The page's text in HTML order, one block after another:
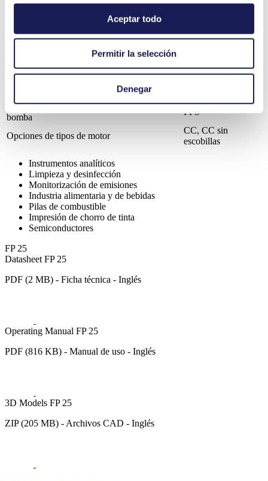
Aceptar todo
Permitir la selección
Denegar
Velocidad de flujo (máx.)
0.25 l/min
Presión de servicio (máx.)
Altura de aspiración (máx.)
3 mH₂O
Opciones para el material del diafragma
Opciones para el material del cabezal de la
bomba
PPS
Opciones de tipos de motor
CC, CC sin
escobillas
Instrumentos analíticos
Limpieza y desinfección
Monitorización de emisiones
Industria alimentaria y de bebidas
Pilas de combustible
Impresión de chorro de tinta
Semiconductores
FP 25
Datasheet FP 25
PDF (2 MB) - Ficha técnica - Inglés
Operating Manual FP 25
PDF (816 KB) - Manual de uso - Inglés
3D Models FP 25
ZIP (205 MB) - Archivos CAD - Inglés